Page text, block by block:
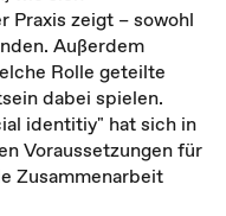
Praxis zeigt – sowohl
Außerdem
Rolle geteilte
dabei spielen.
identitiy" hat sich in
Voraussetzungen für
Zusammenarbeit